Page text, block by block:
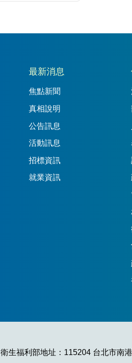
最新消息
焦點新聞
真相說明
公告訊息
活動訊息
招標資訊
就業資訊
衛生福利部地址：115204 台北市南